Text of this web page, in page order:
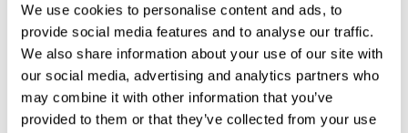
We use cookies to personalise content and ads, to
provide social media features and to analyse our traffic.
We also share information about your use of our site with
our social media, advertising and analytics partners who
may combine it with other information that you’ve
provided to them or that they’ve collected from your use
Dražba ukončena:
01.04.2021 19:45:00
Vyvolávací cena:
1 000 Kč
vydraženo za:
19 000 Kč
Zpět na aukční výsledky